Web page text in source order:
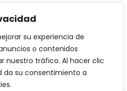
su experiencia de
o contenidos
nuestro tráfico. Al hacer clic
da su consentimiento a